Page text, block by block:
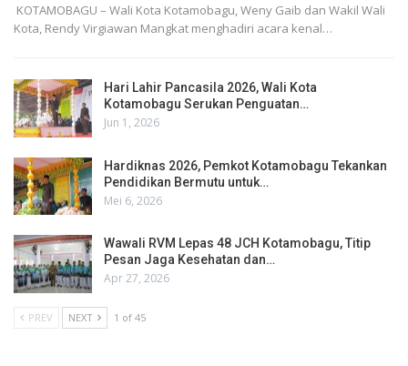
KOTAMOBAGU – Wali Kota Kotamobagu, Weny Gaib dan Wakil Wali
Kota, Rendy Virgiawan Mangkat menghadiri acara kenal…
Hari Lahir Pancasila 2026, Wali Kota
Kotamobagu Serukan Penguatan…
Jun 1, 2026
Hardiknas 2026, Pemkot Kotamobagu Tekankan
Pendidikan Bermutu untuk…
Mei 6, 2026
Wawali RVM Lepas 48 JCH Kotamobagu, Titip
Pesan Jaga Kesehatan dan…
Apr 27, 2026
PREV NEXT 1 of 45